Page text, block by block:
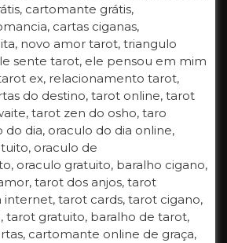
cartomante grátis,
cartas ciganas,
novo amor tarot, triangulo
sente tarot, ele pensou em mim
ex, relacionamento tarot,
do destino, tarot online, tarot
tarot zen do osho, taro
do dia, oraculo do dia online,
oraculo de
oraculo gratuito, baralho cigano,
tarot dos anjos, tarot
internet, tarot cards, tarot cigano,
tarot gratuito, baralho de tarot,
cartomante online de graça,